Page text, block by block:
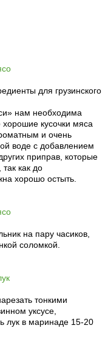
для грузинского
нам необходима
кусочки мяса
и очень
воде с добавлением
приправ, которые
как до
хорошо остыть.
на пару часиков,
соломкой.
тонкими
уксусе,
лук в маринаде 15-20